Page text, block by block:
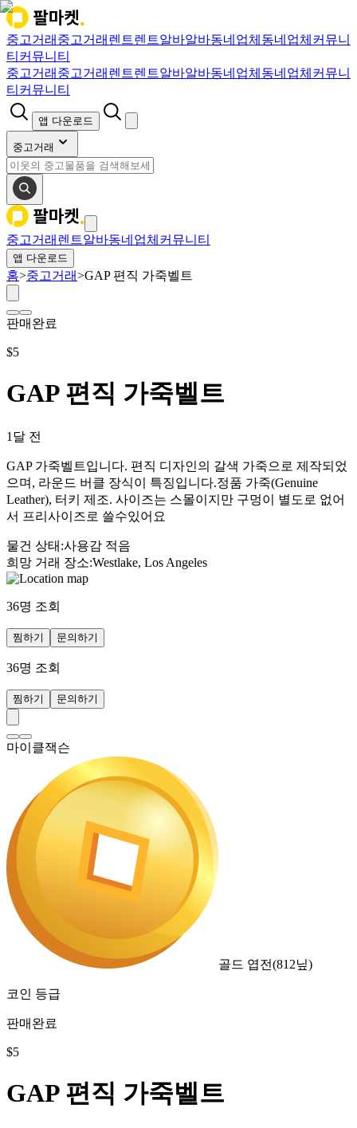
중고거래 중고거래 렌트렌트알바알바동네업체 동네업체 커뮤니
티 커뮤니티
중고거래 중고거래 렌트렌트알바알바동네업체 동네업체 커뮤니
티 커뮤니티
앱 다운로드
중고거래
중고거래 렌트알바동네업체 커뮤니티
앱 다운로드
홈>중고거래>GAP 편직 가죽벨트
판매완료
$5
GAP 편직 가죽벨트
1달 전
GAP 가죽벨트입니다. 편직 디자인의 갈색 가죽으로 제작되었
으며, 라운드 버클 장식이 특징입니다.정품 가죽(Genuine
Leather), 터키 제조. 사이즈는 스몰이지만 구멍이 별도로 없어
서 프리사이즈로 쓸수있어요
물건 상태 :사용감 적음
희망 거래 장소:Westlake, Los Angeles
36명 조회
찜하기 문의하기
36명 조회
찜하기 문의하기
마이클잭슨
골드 엽전(812닢)
코인 등급
판매완료
$5
GAP 편직 가죽벨트